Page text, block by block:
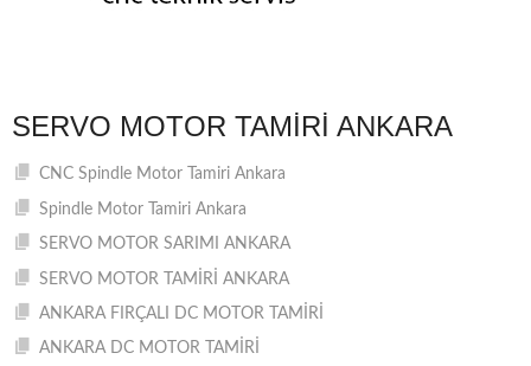
SERVO MOTOR TAMIRI ANKARA
CNC Spindle Motor Tamiri Ankara
Spindle Motor Tamiri Ankara
SERVO MOTOR SARIMI ANKARA
SERVO MOTOR TAMİRİ ANKARA
ANKARA FIRÇALI DC MOTOR TAMİRİ
ANKARA DC MOTOR TAMİRİ